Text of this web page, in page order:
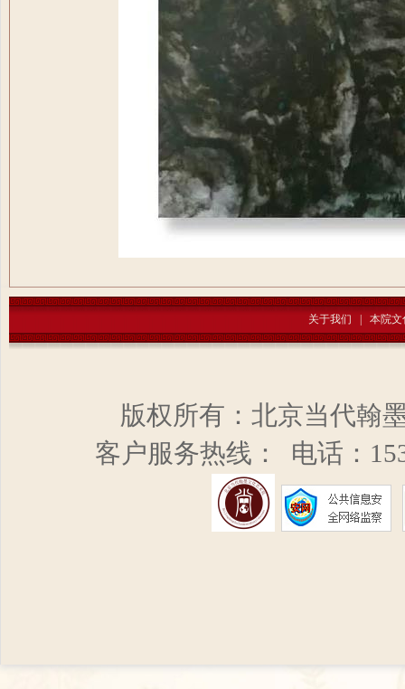
关于我们 | 本院文
版权所有：北京当代翰
客户服务热线： 电话：